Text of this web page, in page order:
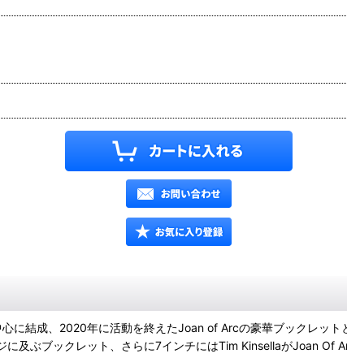
に結成、2020年に活動を終えたJoan of Arcの豪華ブックレット
及ぶブックレット、さらに7インチにはTim KinsellaがJoan Of